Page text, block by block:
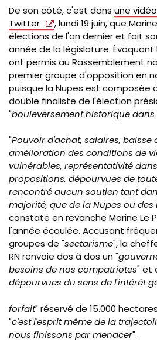
De son côté, c'est dans une
Twitter
, lundi 19 juin, que
élections de l'an dernier et fait
année de la législature. Évoquant
ont permis au Rassemblement
premier groupe d'opposition en
puisque la Nupes est composée
double finaliste de l'élection
"bouleversement historique dans
"Pouvoir d'achat, salaires, baisse
amélioration des conditions de
vulnérables, représentativité
propositions, dépourvues de
rencontré aucun soutien tant
majorité, que de la Nupes ou des
constate en revanche Marine Le
l'année écoulée. Accusant
groupes de "sectarisme", la
RN renvoie dos à dos un "
besoins de nos compatriotes" et
dépourvues du sens de l'intérêt
forfait" réservé de 15.000
"c'est l'esprit même de la
nous finissons par menacer".